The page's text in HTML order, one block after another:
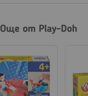
Още от Play-Doh